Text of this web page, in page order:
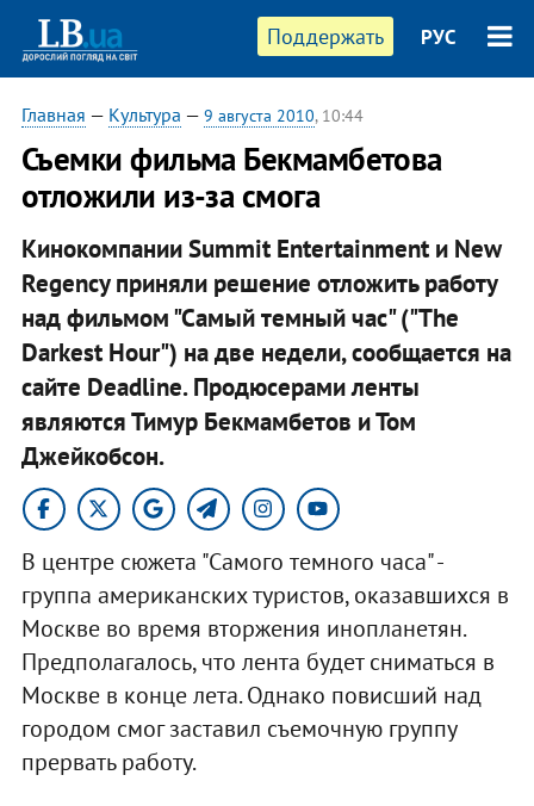
Поддержать РУС
Главная — Культура — 9 августа 2010, 10:44
Съемки фильма Бекмамбетова
отложили из-за смога
Кинокомпании Summit Entertainment и New
Regency приняли решение отложить работу
над фильмом "Самый темный час" ("The
Darkest Hour") на две недели, сообщается на
сайте Deadline. Продюсерами ленты
являются Тимур Бекмамбетов и Том
Джейкобсон.
В центре сюжета "Самого темного часа" -
группа американских туристов, оказавшихся в
Москве во время вторжения инопланетян.
Предполагалось, что лента будет сниматься в
Москве в конце лета. Однако повисший над
городом смог заставил съемочную группу
прервать работу.